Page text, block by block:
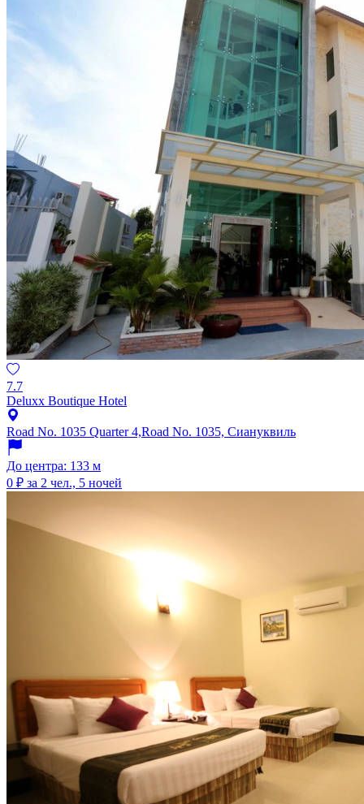
7.7
Deluxx Boutique Hotel
Road No. 1035 Quarter 4,Road No. 1035, Сиануквиль
До центра: 133 м
0 ₽ за 2 чел., 5 ночей